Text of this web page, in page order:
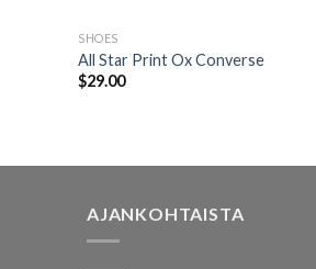
SHOES
All Star Print Ox Converse
$29.00
AJANKOHTAISTA